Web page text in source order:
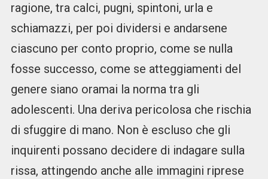
ragione, tra calci, pugni, spintoni, urla e
schiamazzi, per poi dividersi e andarsene
ciascuno per conto proprio, come se nulla
fosse successo, come se atteggiamenti del
genere siano oramai la norma tra gli
adolescenti. Una deriva pericolosa che rischia
di sfuggire di mano. Non è escluso che gli
inquirenti possano decidere di indagare sulla
rissa, attingendo anche alle immagini riprese